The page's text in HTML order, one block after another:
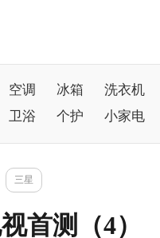
空调 冰箱 洗衣机
卫浴
个护 小家电
三星
首测（4）